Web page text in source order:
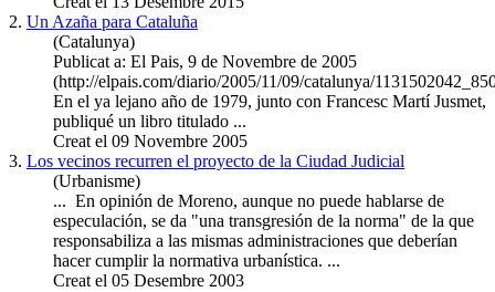
2. Un Azaña para Cataluña
(Catalunya)
Publicat a: El Pais, 9 de Novembre de 2005
(http://elpais.com/diario/2005/11/09/catalunya/
En el ya lejano año de 1979, junto con Francesc Martí Jusmet,
publiqué un libro titulado ...
Creat el 09 Novembre 2005
3. Los vecinos recurren el proyecto de la Ciudad Judicial
(Urbanisme)
... En opinión de Moreno, aunque no puede hablarse de
especulación, se da "una transgresión de la norma" de la que
responsabiliza a las mismas administraciones que deberían
hacer cumplir la normativa urbanística. ...
Creat el 05 Desembre 2003